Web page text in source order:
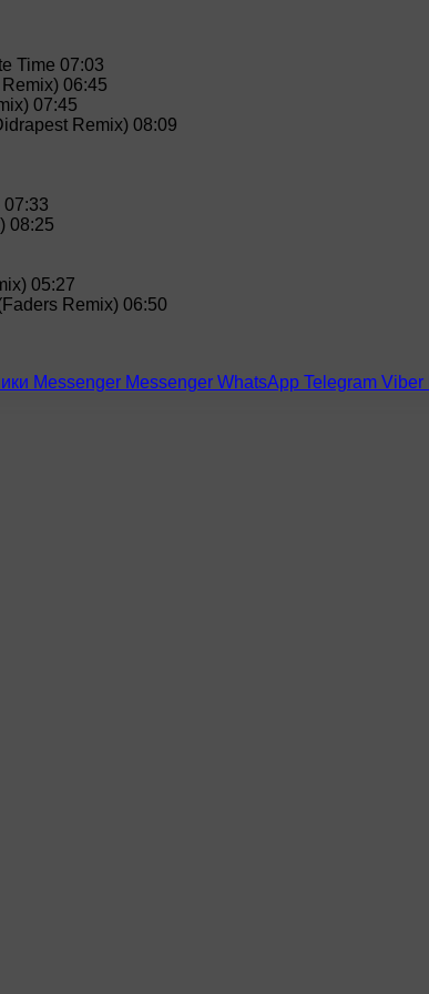
Time 07:03
06:45
07:45
Remix) 08:09
08:25
05:27
Remix) 06:50
Messenger Messenger WhatsApp Telegram Viber